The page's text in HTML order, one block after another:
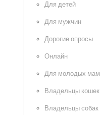
Для детей
Для мужчин
Дорогие опросы
Онлайн
Для молодых мам
Владельцы кошек
Владельцы собак